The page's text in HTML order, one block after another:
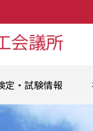
定・試験情報